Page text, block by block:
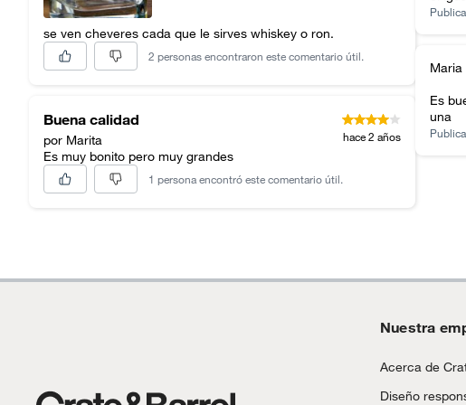
se ven cheveres cada que le sirves whiskey o ron.
2 personas encontraron este comentario útil.
Buena calidad
por Marita hace 2 años
Es muy bonito pero muy grandes
1 persona encontró este comentario útil.
Maria
Es
una
Nuestra
Acerca de
Diseño